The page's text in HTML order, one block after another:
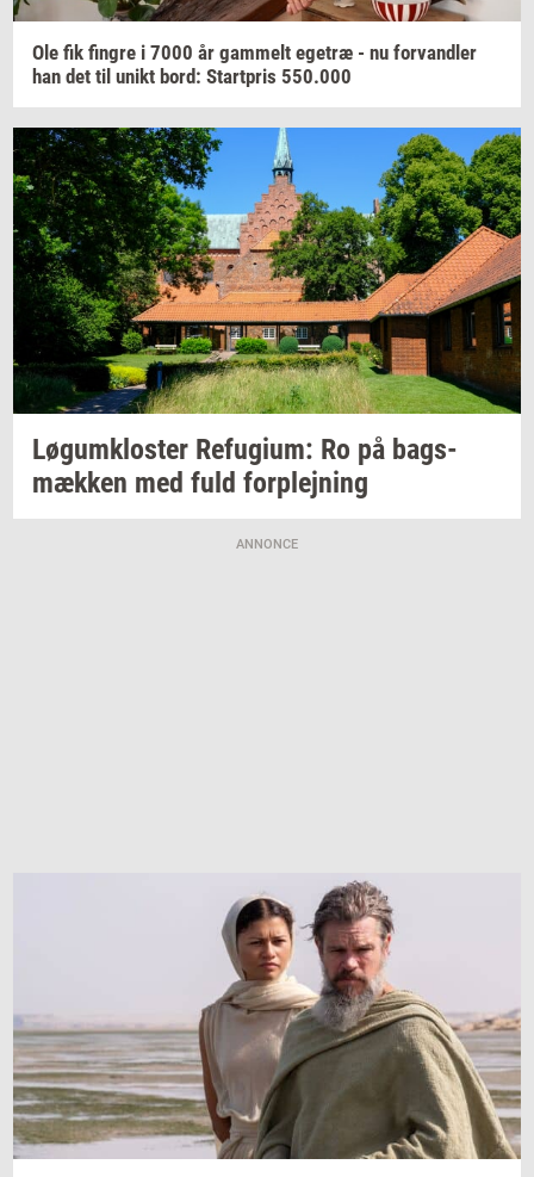
Ole fik fin­gre i 7000 år gam­melt ege­træ - nu for­vand­ler
han det til unikt bord: Start­pris 550.000
Løgum­klo­ster Re­fu­gi­um: Ro på bags­
mæk­ken med fuld for­plej­ning
ANNONCE